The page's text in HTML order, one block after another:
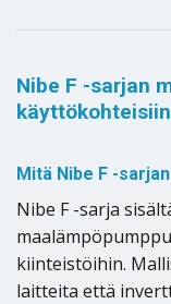
Nibe F -sarjan
käyttökohteisiin
Mitä Nibe F -
Nibe F -sarja
kiinteistöihin.
laitteita että